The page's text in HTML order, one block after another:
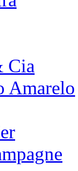
Cia
Amarelo